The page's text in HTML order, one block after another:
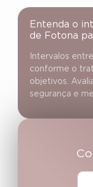
Entenda o
de Fotona
Intervalos
conforme o
objetivos.
segurança e